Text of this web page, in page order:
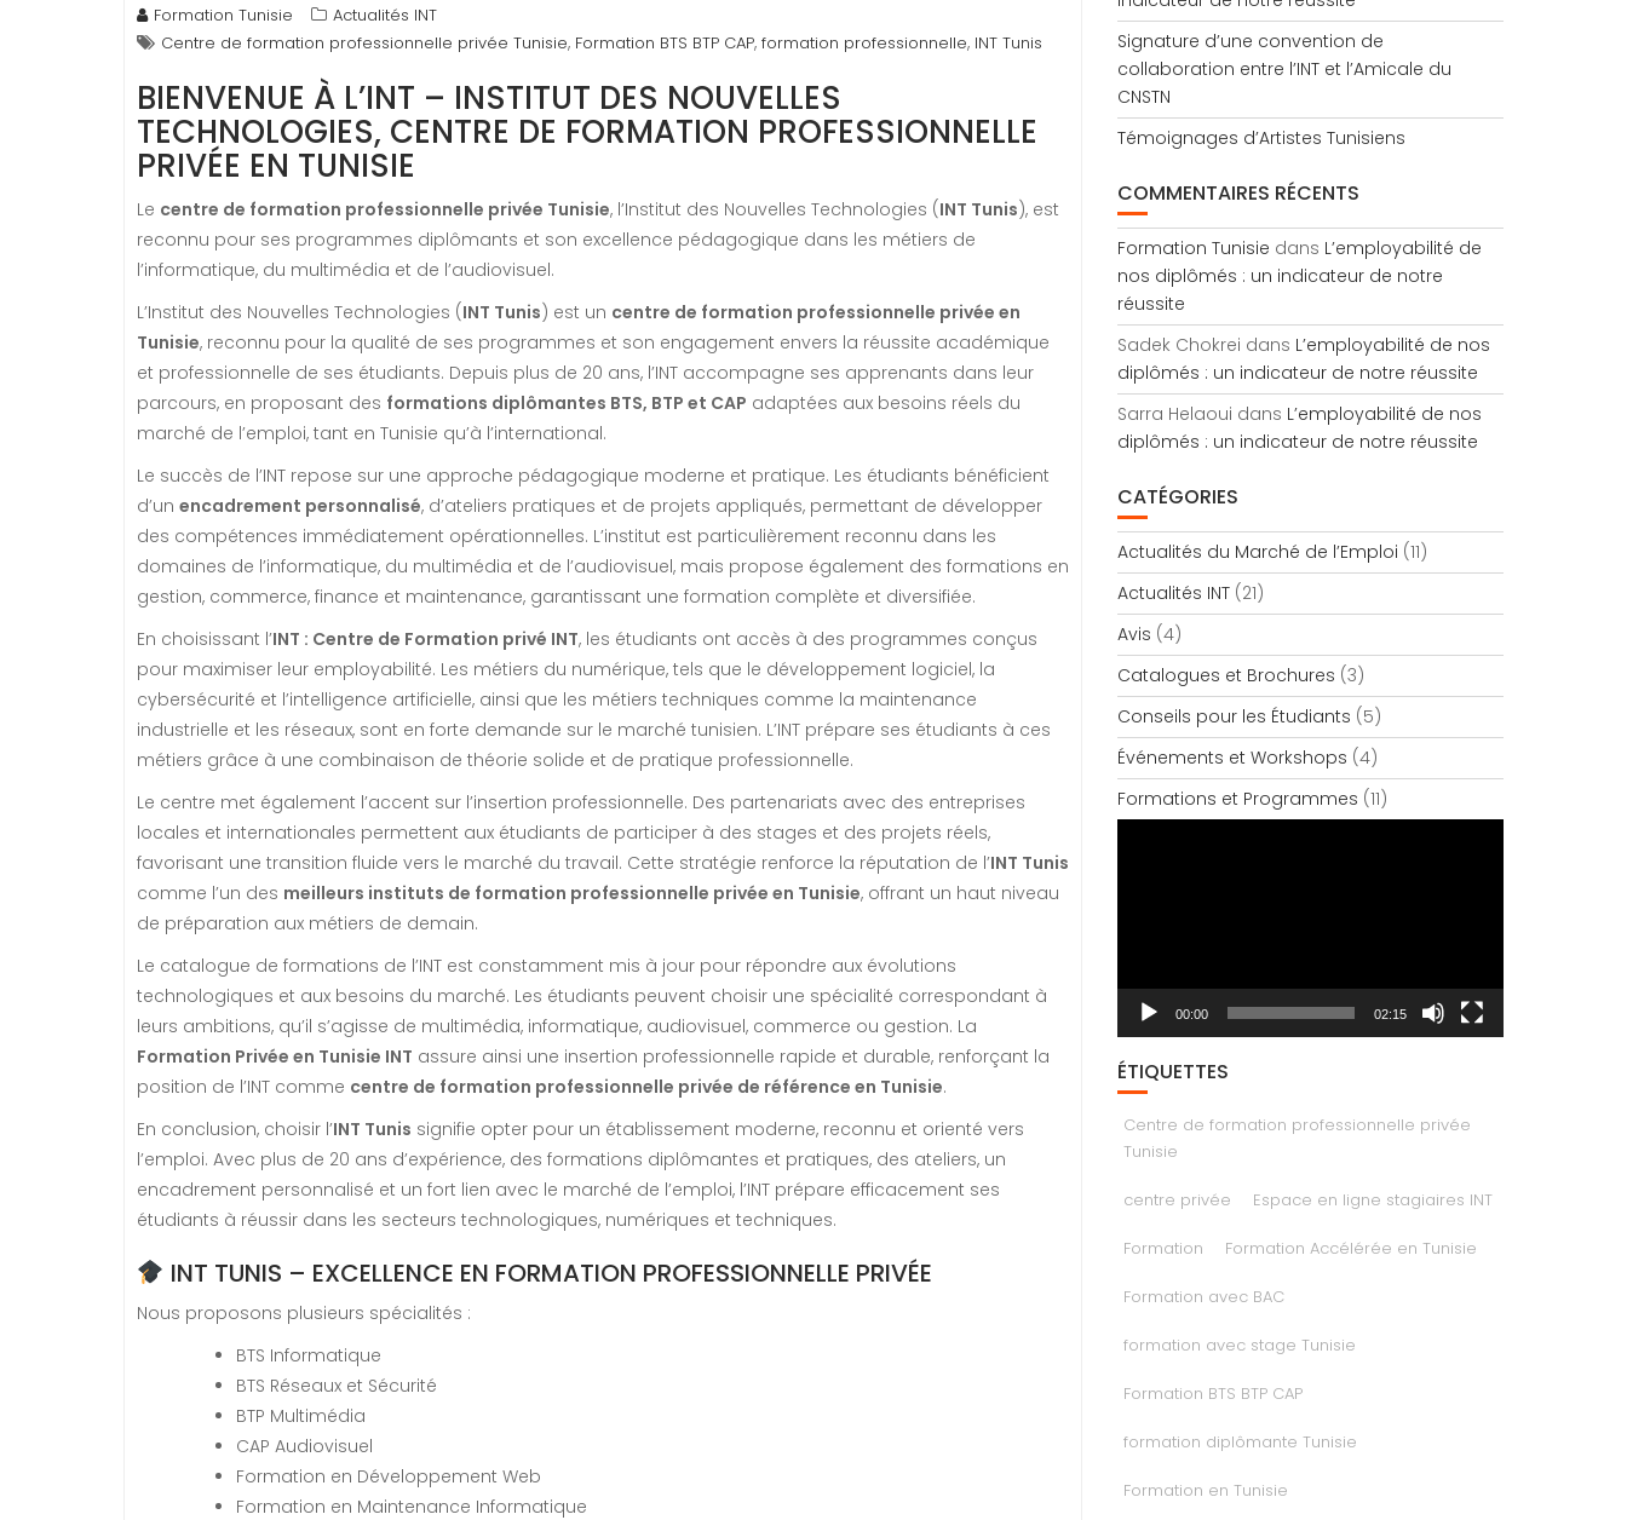
Formation Tunisie
Actualités INT
Centre de formation professionnelle privée Tunisie, Formation BTS BTP CAP, formation professionnelle, INT Tunis
BIENVENUE À L’INT – INSTITUT DES NOUVELLES
TECHNOLOGIES, CENTRE DE FORMATION PROFESSIONNELLE
PRIVÉE EN TUNISIE
Le centre de formation professionnelle privée Tunisie, l’Institut des Nouvelles Technologies (INT Tunis), est
reconnu pour ses programmes diplômants et son excellence pédagogique dans les métiers de
l’informatique, du multimédia et de l’audiovisuel.
L’Institut des Nouvelles Technologies (INT Tunis) est un centre de formation professionnelle privée en
Tunisie, reconnu pour la qualité de ses programmes et son engagement envers la réussite académique
et professionnelle de ses étudiants. Depuis plus de 20 ans, l’INT accompagne ses apprenants dans leur
parcours, en proposant des formations diplômantes BTS, BTP et CAP adaptées aux besoins réels du
marché de l’emploi, tant en Tunisie qu’à l’international.
Le succès de l’INT repose sur une approche pédagogique moderne et pratique. Les étudiants bénéficient
d’un encadrement personnalisé, d’ateliers pratiques et de projets appliqués, permettant de développer
des compétences immédiatement opérationnelles. L’institut est particulièrement reconnu dans les
domaines de l’informatique, du multimédia et de l’audiovisuel, mais propose également des formations en
gestion, commerce, finance et maintenance, garantissant une formation complète et diversifiée.
En choisissant l’INT : Centre de Formation privé INT, les étudiants ont accès à des programmes conçus
pour maximiser leur employabilité. Les métiers du numérique, tels que le développement logiciel, la
cybersécurité et l’intelligence artificielle, ainsi que les métiers techniques comme la maintenance
industrielle et les réseaux, sont en forte demande sur le marché tunisien. L’INT prépare ses étudiants à ces
métiers grâce à une combinaison de théorie solide et de pratique professionnelle.
Le centre met également l’accent sur l’insertion professionnelle. Des partenariats avec des entreprises
locales et internationales permettent aux étudiants de participer à des stages et des projets réels,
favorisant une transition fluide vers le marché du travail. Cette stratégie renforce la réputation de l’INT Tunis
comme l’un des meilleurs instituts de formation professionnelle privée en Tunisie, offrant un haut niveau
de préparation aux métiers de demain.
Le catalogue de formations de l’INT est constamment mis à jour pour répondre aux évolutions
technologiques et aux besoins du marché. Les étudiants peuvent choisir une spécialité correspondant à
leurs ambitions, qu’il s’agisse de multimédia, informatique, audiovisuel, commerce ou gestion. La
Formation Privée en Tunisie INT assure ainsi une insertion professionnelle rapide et durable, renforçant la
position de l’INT comme centre de formation professionnelle privée de référence en Tunisie.
En conclusion, choisir l’INT Tunis signifie opter pour un établissement moderne, reconnu et orienté vers
l’emploi. Avec plus de 20 ans d’expérience, des formations diplômantes et pratiques, des ateliers, un
encadrement personnalisé et un fort lien avec le marché de l’emploi, l’INT prépare efficacement ses
étudiants à réussir dans les secteurs technologiques, numériques et techniques.
INT TUNIS – EXCELLENCE EN FORMATION PROFESSIONNELLE PRIVÉE
Nous proposons plusieurs spécialités :
BTS Informatique
BTS Réseaux et Sécurité
BTP Multimédia
CAP Audiovisuel
Formation en Développement Web
Formation en Maintenance Informatique
Signature d’une convention de
collaboration entre l’INT et l’Amicale du
CNSTN
Témoignages d’Artistes Tunisiens
COMMENTAIRES RÉCENTS
Formation Tunisie dans L’employabilité de
nos diplômés : un indicateur de notre
réussite
Sadek Chokrei dans L’employabilité de nos
diplômés : un indicateur de notre réussite
Sarra Helaoui dans L’employabilité de nos
diplômés : un indicateur de notre réussite
CATÉGORIES
Actualités du Marché de l’Emploi (11)
Actualités INT(21)
Avis (4)
Catalogues et Brochures (3)
Conseils pour les Étudiants (5)
Événements et Workshops (4)
Formations et Programmes (11)
00:00 02:15
ÉTIQUETTES
Centre de formation professionnelle privée
Tunisie
centre privée Espace en ligne stagiaires INT
Formation Formation Accélérée en Tunisie
Formation avec BAC
formation avec stage Tunisie
Formation BTS BTP CAP
formation diplômante Tunisie
Formation en Tunisie